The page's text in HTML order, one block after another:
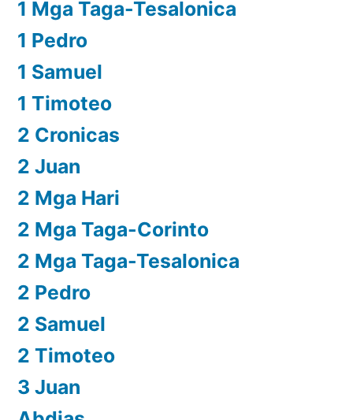
1 Mga Taga-Tesalonica
1 Pedro
1 Samuel
1 Timoteo
2 Cronicas
2 Juan
2 Mga Hari
2 Mga Taga-Corinto
2 Mga Taga-Tesalonica
2 Pedro
2 Samuel
2 Timoteo
3 Juan